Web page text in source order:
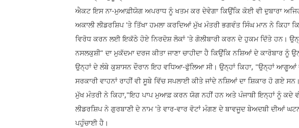
ਐਕਟ ਇਸ ਨਾ-ਮੁਆਫ਼ੀਯੋਗ ਅਪਰਾਧ ਨੂੰ ਖਤਮ ਕਰ ਦੇਵੇਗਾ ਕਿਉਂਕਿ ਕੋਈ ਵੀ ਦੁਬਾਰਾ
ਅਕਾਲੀ ਲੀਡਰਸ਼ਿਪ 'ਤੇ ਤਿੱਖਾ ਹਮਲਾ ਕਰਦਿਆਂ ਮੁੱਖ ਮੰਤਰੀ ਭਗਵੰਤ ਸਿੰਘ ਮਾਨ ਨੇ ਕਿਹਾ
ਵਿਰੋਧ ਕਰਨ ਲਈ ਇਕੱਠੇ ਹੋਏ ਨਿਰਦੋਸ਼ ਲੋਕਾਂ 'ਤੇ ਗੋਲੀਬਾਰੀ ਕਰਨ ਦੇ ਹੁਕਮ ਦਿੱਤੇ ਹਨ।
ਨਸਲਕੁਸ਼ੀ" ਦਾ ਮੁਕੱਦਮਾ ਦਰਜ ਕੀਤਾ ਜਾਣਾ ਚਾਹੀਦਾ ਹੈ ਕਿਉਂਕਿ ਨਸ਼ਿਆਂ ਦੇ ਕਾਰੋਬਾਰ ਨੂੰ
ਉਨ੍ਹਾਂ ਦੇ ਲੰਬੇ ਕੁਸ਼ਾਸਨ ਦੌਰਾਨ ਇਹ ਵਧਿਆ-ਫੁੱਲਿਆ ਸੀ। ਉਨ੍ਹਾਂ ਕਿਹਾ, "ਉਨ੍ਹਾਂ ਆਗੂਆਂ
ਸਰਕਾਰੀ ਵਾਹਨਾਂ ਰਾਹੀਂ ਵੀ ਸੂਬੇ ਵਿੱਚ ਸਪਲਾਈ ਕੀਤੇ ਜਾਂਦੇ ਨਸ਼ਿਆਂ ਦਾ ਸ਼ਿਕਾਰ ਹੋ ਗਏ
ਮੁੱਖ ਮੰਤਰੀ ਨੇ ਕਿਹਾ,"ਇਹ ਪਾਪ ਮੁਆਫ਼ ਕਰਨ ਯੋਗ ਨਹੀਂ ਹਨ ਅਤੇ ਪੰਜਾਬੀ ਇਨ੍ਹਾਂ ਨੂੰ ਕਦੇ
ਲੀਡਰਸ਼ਿਪ ਨੇ ਗੁਰਬਾਣੀ ਦੇ ਨਾਮ 'ਤੇ ਵਾਰ-ਵਾਰ ਵੋਟਾਂ ਮੰਗਣ ਦੇ ਬਾਵਜੂਦ ਬੇਅਦਬੀ ਦੀਆਂ
ਪਹੁੰਚਾਈ ਹੈ।